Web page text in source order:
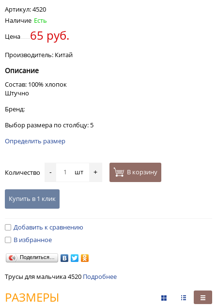
Артикул:4520
Наличие Есть
Цена
65 руб.
Производитель: Китай
Описание
Состав: 100% хлопок
Штучно
Бренд:
Выбор размера по столбцу: 5
Определить размер
Количество - шт + В корзину
Купить в 1 клик
Добавить к сравнению
В избранное
Поделиться…
Трусы для мальчика 4520 Подробнее
РАЗМЕРЫ